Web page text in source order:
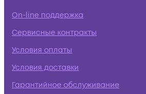
On-line поддержка
Сервисные контракты
Условия оплаты
Условия доставки
Гарантийное обслуживание